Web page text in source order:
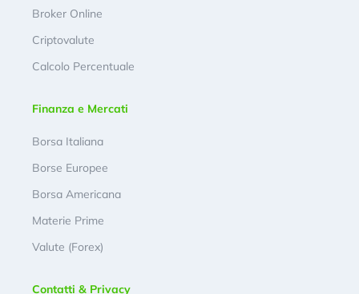
Broker Online
Criptovalute
Calcolo Percentuale
Finanza e Mercati
Borsa Italiana
Borse Europee
Borsa Americana
Materie Prime
Valute (Forex)
Contatti & Privacy